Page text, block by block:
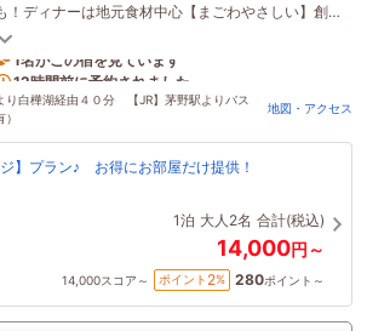
！ディナーは地元食材中心【まごわやさしい】創
フレンチ、自分にご褒美Timeの整体やアロマもオ
1名がこの宿を見ています
12時間前に予約されました
り白樺湖経由４０分 【JR】茅野駅よりバス
地図・アクセス
】プラン♪ お得にお部屋だけ提供！
1泊 大人2名 合計(税込)
14,000円～
14,000スコア～ ポイント 2% 280ポイント～